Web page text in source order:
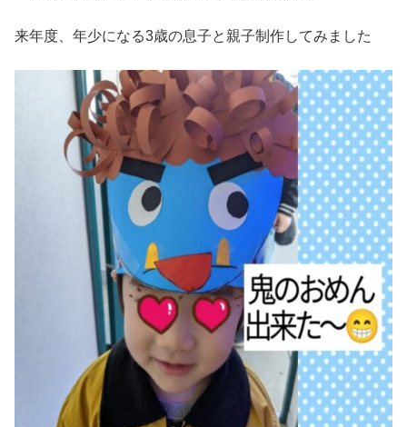
来年度、年少になる3歳の息子と親子制作してみました